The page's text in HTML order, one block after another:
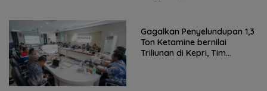
Gagalkan Penyelundupan 1,3
Ton Ketamine bernilai
Triliunan di Kepri, Tim